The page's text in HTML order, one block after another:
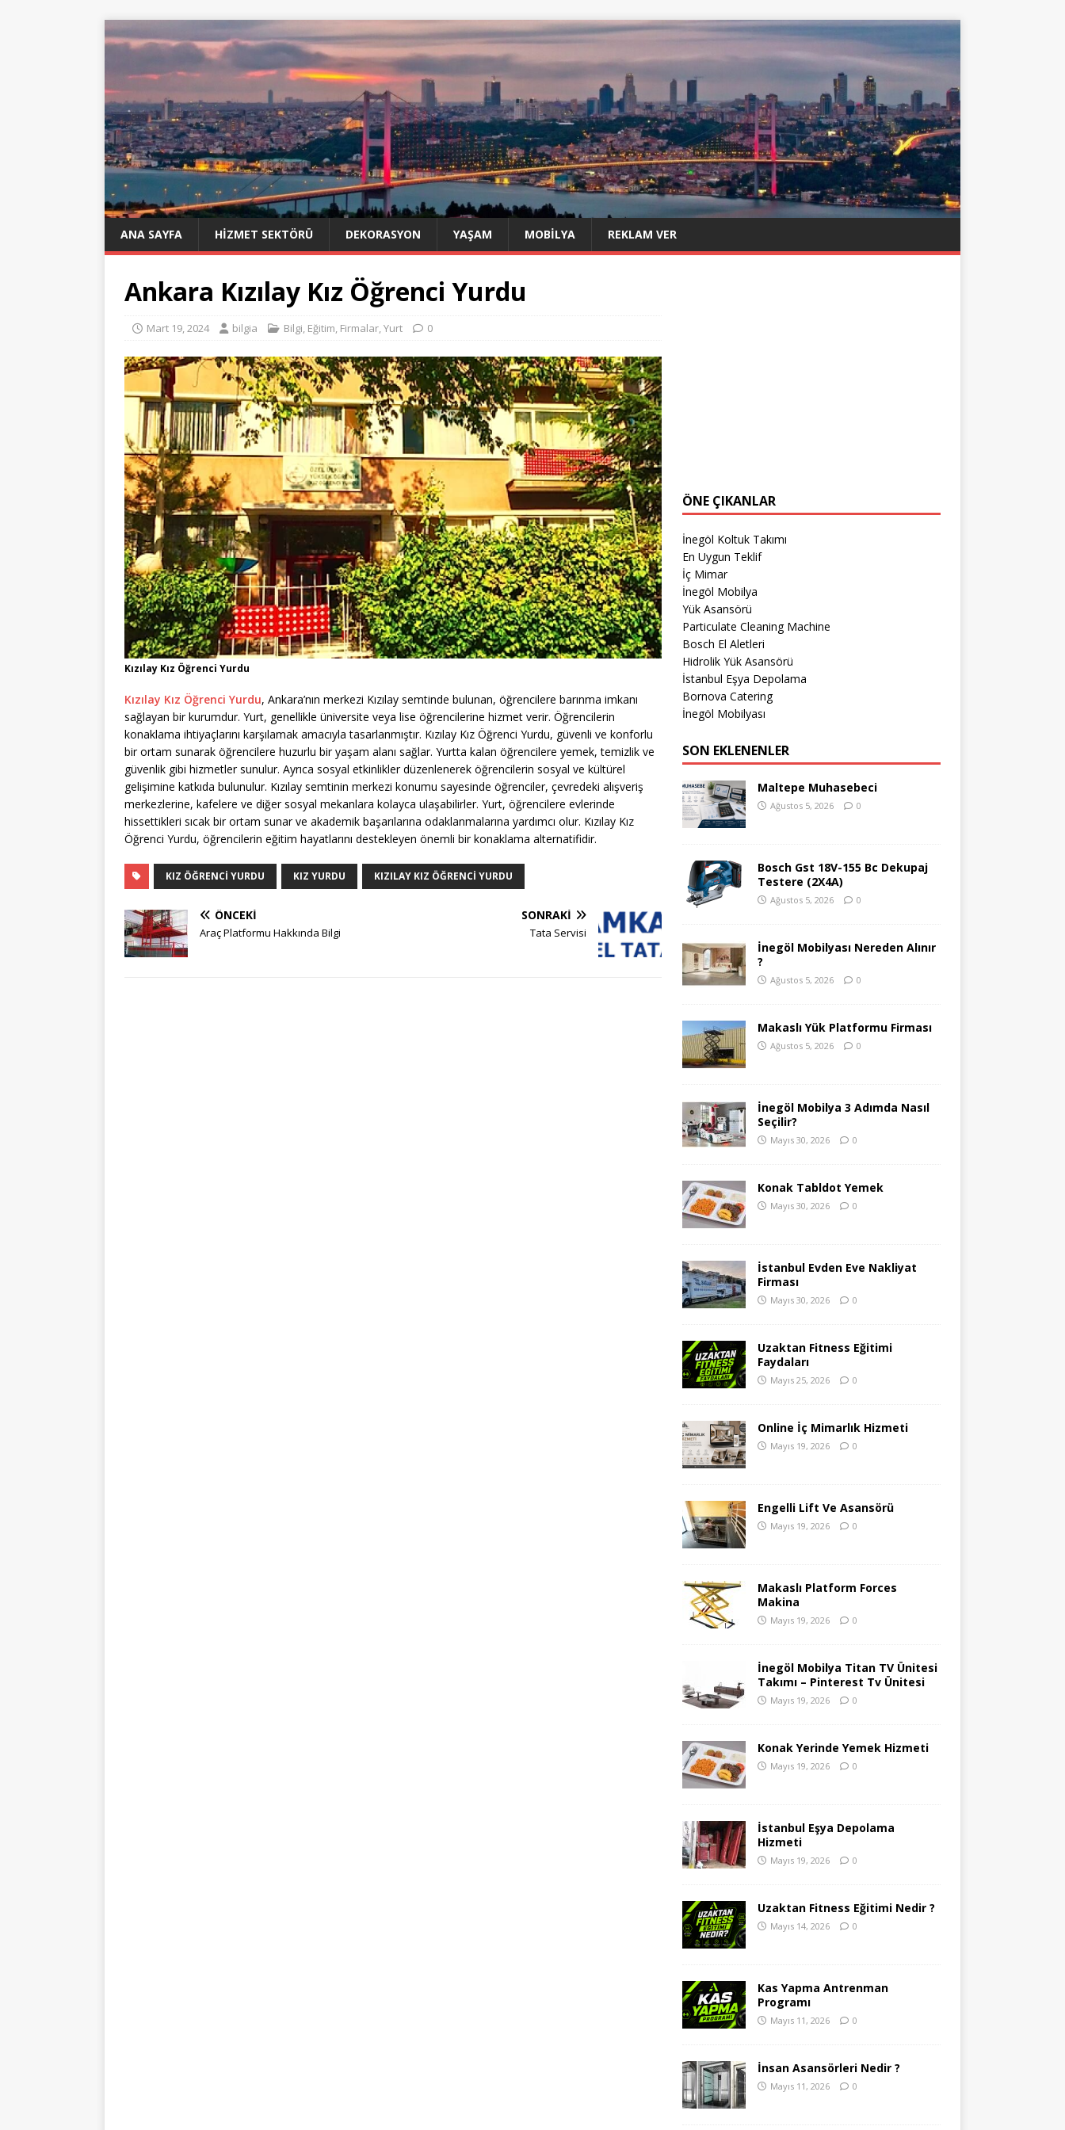
ANA SAYFA HIZMET SEKTÖRÜ DEKORASYON YAŞAM MOBILYA REKLAM VER
Ankara Kızılay Kız Öğrenci Yurdu
Mart 19, 2024 bilgia Bilgi, Eğitim, Firmalar,Yurt 0
Kızılay Kız Öğrenci Yurdu
Kızılay Kız Öğrenci Yurdu, Ankara’nın merkezi Kızılay semtinde bulunan, öğrencilere barınma imkanı
sağlayan bir kurumdur. Yurt, genellikle üniversite veya lise öğrencilerine hizmet verir. Öğrencilerin
konaklama ihtiyaçlarını karşılamak amacıyla tasarlanmıştır. Kızılay Kız Öğrenci Yurdu, güvenli ve konforlu
bir ortam sunarak öğrencilere huzurlu bir yaşam alanı sağlar. Yurtta kalan öğrencilere yemek, temizlik ve
güvenlik gibi hizmetler sunulur. Ayrıca sosyal etkinlikler düzenlenerek öğrencilerin sosyal ve kültürel
gelişimine katkıda bulunulur. Kızılay semtinin merkezi konumu sayesinde öğrenciler, çevredeki alışveriş
merkezlerine, kafelere ve diğer sosyal mekanlara kolayca ulaşabilirler. Yurt, öğrencilere evlerinde
hissettikleri sıcak bir ortam sunar ve akademik başarılarına odaklanmalarına yardımcı olur. Kızılay Kız
Öğrenci Yurdu, öğrencilerin eğitim hayatlarını destekleyen önemli bir konaklama alternatifidir.
KIZ ÖĞRENCI YURDU KIZ YURDU KIZILAY KIZ ÖĞRENCI YURDU
ÖNCEKI
Araç Platformu Hakkında Bilgi
SONRAKI
Tata Servisi
ÖNE ÇIKANLAR
İnegöl Koltuk Takımı
En Uygun Teklif
İç Mimar
İnegöl Mobilya
Yük Asansörü
Particulate Cleaning Machine
Bosch El Aletleri
Hidrolik Yük Asansörü
İstanbul Eşya Depolama
Bornova Catering
İnegöl Mobilyası
SON EKLENENLER
Maltepe Muhasebeci
Ağustos 5, 2026 0
Bosch Gst 18V-155 Bc Dekupaj
Testere (2X4A)
Ağustos 5, 2026 0
İnegöl Mobilyası Nereden Alınır
?
Ağustos 5, 2026 0
Makaslı Yük Platformu Firması
Ağustos 5, 2026 0
İnegöl Mobilya 3 Adımda Nasıl
Seçilir?
Mayıs 30, 2026 0
Konak Tabldot Yemek
Mayıs 30, 2026 0
İstanbul Evden Eve Nakliyat
Firması
Mayıs 30, 2026 0
Uzaktan Fitness Eğitimi
Faydaları
Mayıs 25, 2026 0
Online İç Mimarlık Hizmeti
Mayıs 19, 2026 0
Engelli Lift Ve Asansörü
Mayıs 19, 2026 0
Makaslı Platform Forces
Makina
Mayıs 19, 2026 0
İnegöl Mobilya Titan TV Ünitesi
Takımı – Pinterest Tv Ünitesi
Mayıs 19, 2026 0
Konak Yerinde Yemek Hizmeti
Mayıs 19, 2026 0
İstanbul Eşya Depolama
Hizmeti
Mayıs 19, 2026 0
Uzaktan Fitness Eğitimi Nedir ?
Mayıs 14, 2026 0
Kas Yapma Antrenman
Programı
Mayıs 11, 2026 0
İnsan Asansörleri Nedir ?
Mayıs 11, 2026 0